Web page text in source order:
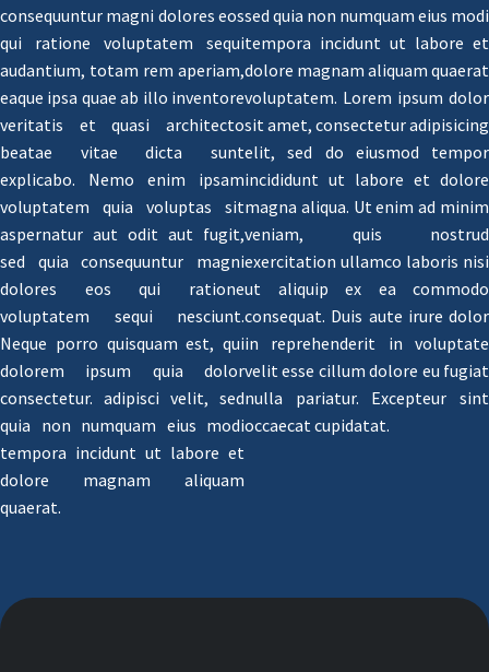
consequuntur magni dolores eos
qui ratione voluptatem sequi
audantium, totam rem aperiam,
eaque ipsa quae ab illo inventore
veritatis et quasi architecto
beatae vitae dicta sunt
explicabo. Nemo enim ipsam
voluptatem quia voluptas sit
aspernatur aut odit aut fugit,
sed quia consequuntur magni
dolores eos qui ratione
voluptatem sequi nesciunt.
Neque porro quisquam est, qui
dolorem ipsum quia dolor
consectetur. adipisci velit, sed
quia non numquam eius modi
tempora incidunt ut labore et
dolore magnam aliquam
quaerat.
sed quia non numquam eius modi
tempora incidunt ut labore et
dolore magnam aliquam quaerat
voluptatem. Lorem ipsum dolor
sit amet, consectetur adipisicing
elit, sed do eiusmod tempor
incididunt ut labore et dolore
magna aliqua. Ut enim ad minim
veniam, quis nostrud
exercitation ullamco laboris nisi
ut aliquip ex ea commodo
consequat. Duis aute irure dolor
in reprehenderit in voluptate
velit esse cillum dolore eu fugiat
nulla pariatur. Excepteur sint
occaecat cupidatat.